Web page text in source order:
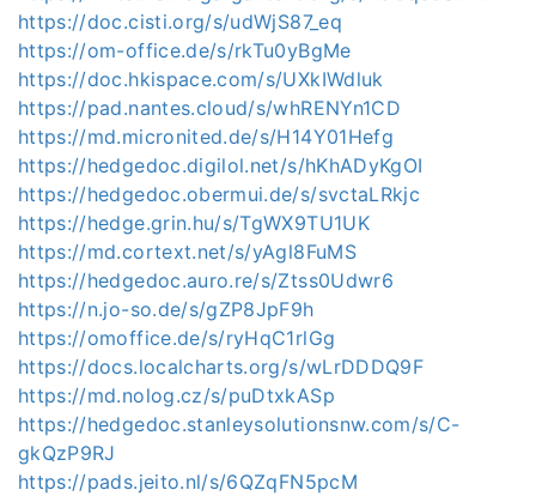
https://doc.cisti.org/s/udWjS87_eq
https://om-office.de/s/rkTu0yBgMe
https://doc.hkispace.com/s/UXkIWdluk
https://pad.nantes.cloud/s/whRENYn1CD
https://md.micronited.de/s/H14Y01Hefg
https://hedgedoc.digilol.net/s/hKhADyKgOI
https://hedgedoc.obermui.de/s/svctaLRkjc
https://hedge.grin.hu/s/TgWX9TU1UK
https://md.cortext.net/s/yAgl8FuMS
https://hedgedoc.auro.re/s/Ztss0Udwr6
https://n.jo-so.de/s/gZP8JpF9h
https://omoffice.de/s/ryHqC1rlGg
https://docs.localcharts.org/s/wLrDDDQ9F
https://md.nolog.cz/s/puDtxkASp
https://hedgedoc.stanleysolutionsnw.com/s/C-
gkQzP9RJ
https://pads.jeito.nl/s/6QZqFN5pcM